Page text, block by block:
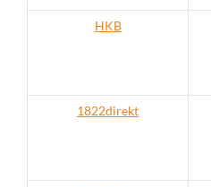
HKB
1822direkt